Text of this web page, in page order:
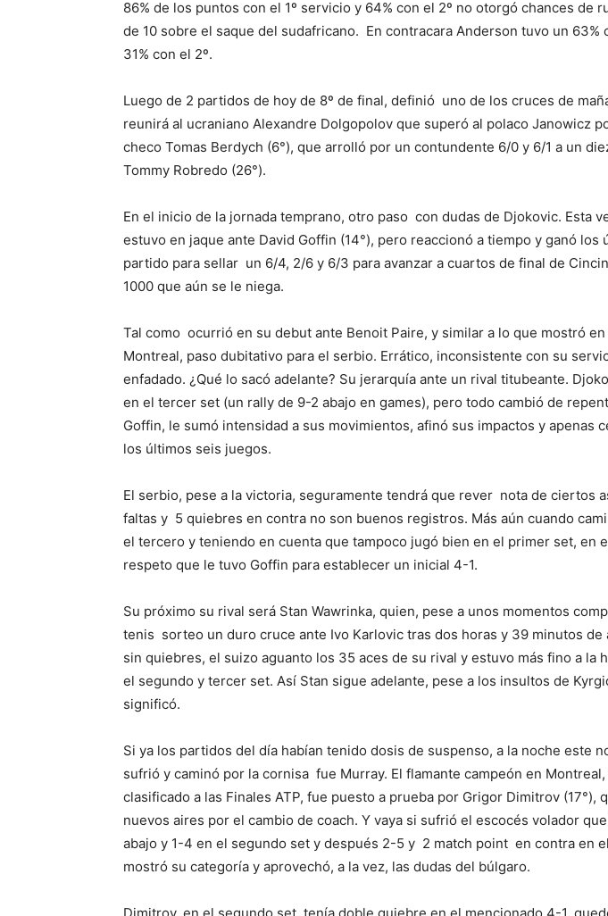
86% de los puntos con el 1º servicio y 64% con el 2º no otorgó chances de
de 10 sobre el saque del sudafricano. En contracara Anderson tuvo un 63%
31% con el 2º.
Luego de 2 partidos de hoy de 8º de final, definió uno de los cruces de
reunirá al ucraniano Alexandre Dolgopolov que superó al polaco Janowicz
checo Tomas Berdych (6°), que arrolló por un contundente 6/0 y 6/1 a un
Tommy Robredo (26°).
En el inicio de la jornada temprano, otro paso con dudas de Djokovic. Esta
estuvo en jaque ante David Goffin (14°), pero reaccionó a tiempo y ganó los
partido para sellar un 6/4, 2/6 y 6/3 para avanzar a cuartos de final de
1000 que aún se le niega.
Tal como ocurrió en su debut ante Benoit Paire, y similar a lo que mostró
Montreal, paso dubitativo para el serbio. Errático, inconsistente con su
enfadado. ¿Qué lo sacó adelante? Su jerarquía ante un rival titubeante.
en el tercer set (un rally de 9-2 abajo en games), pero todo cambió de
Goffin, le sumó intensidad a sus movimientos, afinó sus impactos y apenas
los últimos seis juegos.
El serbio, pese a la victoria, seguramente tendrá que rever nota de ciertos
faltas y 5 quiebres en contra no son buenos registros. Más aún cuando
el tercero y teniendo en cuenta que tampoco jugó bien en el primer set, en
respeto que le tuvo Goffin para establecer un inicial 4-1.
Su próximo su rival será Stan Wawrinka, quien, pese a unos momentos
tenis sorteo un duro cruce ante Ivo Karlovic tras dos horas y 39 minutos de
sin quiebres, el suizo aguanto los 35 aces de su rival y estuvo más fino a la
el segundo y tercer set. Así Stan sigue adelante, pese a los insultos de
significó.
Si ya los partidos del día habían tenido dosis de suspenso, a la noche este
sufrió y caminó por la cornisa fue Murray. El flamante campeón en
clasificado a las Finales ATP, fue puesto a prueba por Grigor Dimitrov (17°),
nuevos aires por el cambio de coach. Y vaya si sufrió el escocés volador
abajo y 1-4 en el segundo set y después 2-5 y 2 match point en contra en
mostró su categoría y aprovechó, a la vez, las dudas del búlgaro.